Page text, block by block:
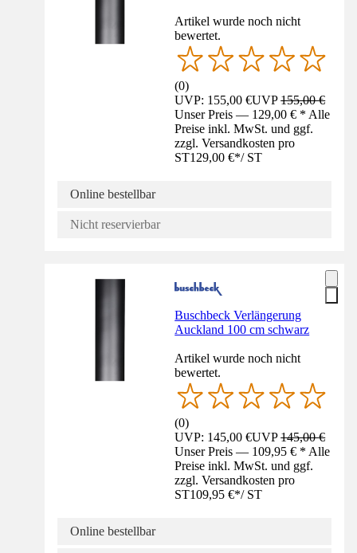
Artikel wurde noch nicht
bewertet.
(0)
UVP: 155,00 €UVP155,00 €
Unser Preis — 129,00 € * Alle
Preise inkl. MwSt. und ggf.
zzgl. Versandkosten pro
ST129,00 €*/ ST
Online bestellbar
Nicht reservierbar
Buschbeck Verlängerung
Auckland 100 cm schwarz
Artikel wurde noch nicht
bewertet.
(0)
UVP: 145,00 €UVP145,00 €
Unser Preis — 109,95 € * Alle
Preise inkl. MwSt. und ggf.
zzgl. Versandkosten pro
ST109,95 €*/ ST
Online bestellbar